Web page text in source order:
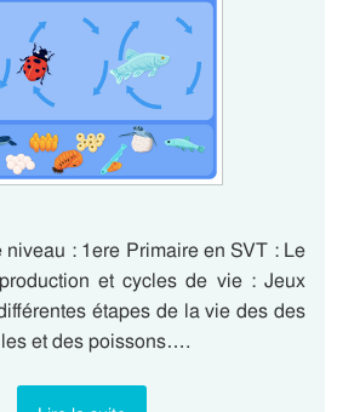
: 1ere Primaire en SVT : Le
et cycles de vie : Jeux
étapes de la vie des des
et des poissons….